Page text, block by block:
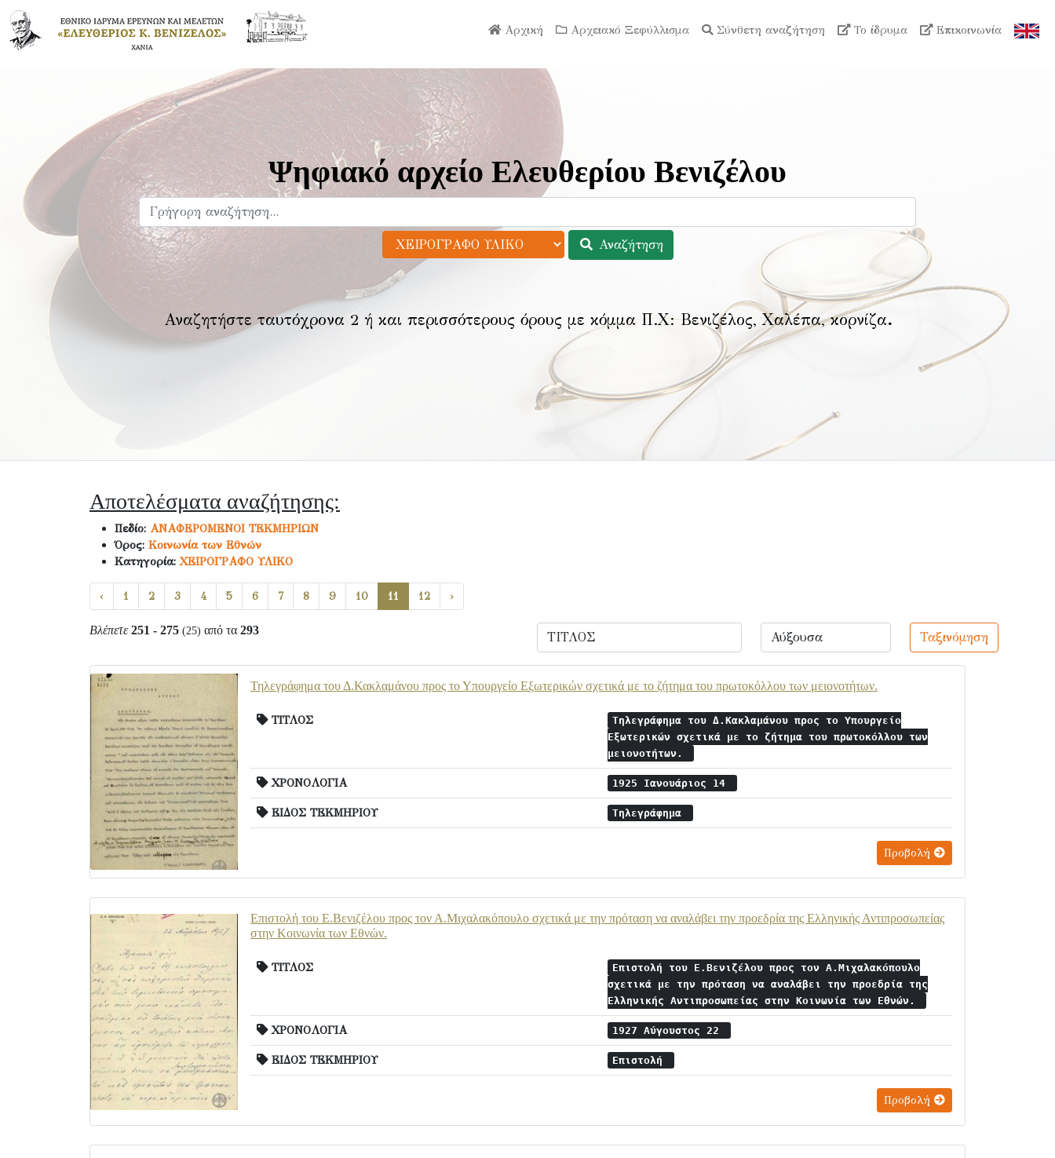
Αρχική Αρχειακό Ξεφύλλισμα Σύνθετη αναζήτηση Το ίδρυμα Επικοινωνία
Ψηφιακό αρχείο Ελευθερίου Βενιζέλου
Αναζήτηση
Αναζητήστε ταυτόχρονα 2 ή και περισσότερους όρους με κόμμα Π.Χ: Βενιζέλος, Χαλέπα, κορνίζα.
Αποτελέσματα αναζήτησης:
Πεδίο: ΑΝΑΦΕΡΟΜΕΝΟΙ ΤΕΚΜΗΡΙΩΝ
Όρος: Κοινωνία των Εθνών
Κατηγορία:ΧΕΙΡΟΓΡΑΦΟ ΥΛΙΚΟ
‹ 1 2 3 4 5 6 7 8 9 10 11 12 ›
Βλέπετε 251 - 275 (25) από τα 293 Ταξινόμηση
Τηλεγράφημα του Δ.Κακλαμάνου προς το Υπουργείο Εξωτερικών σχετικά με το ζήτημα του πρωτοκόλλου των μειονοτήτων.
ΤΙΤΛΟΣ
Τηλεγράφημα του Δ.Κακλαμάνου προς το Υπουργείο
Εξωτερικών σχετικά με το ζήτημα του πρωτοκόλλου των
μειονοτήτων.
ΧΡΟΝΟΛΟΓΙΑ 1925 Ιανουάριος 14
ΕΙΔΟΣ ΤΕΚΜΗΡΙΟΥ Τηλεγράφημα
Προβολή
Επιστολή του Ε.Βενιζέλου προς τον Α.Μιχαλακόπουλο σχετικά με την πρόταση να αναλάβει την προεδρία της Ελληνικής Αντιπροσωπείας
στην Κοινωνία των Εθνών.
ΤΙΤΛΟΣ
Επιστολή του Ε.Βενιζέλου προς τον Α.Μιχαλακόπουλο
σχετικά με την πρόταση να αναλάβει την προεδρία της
Ελληνικής Αντιπροσωπείας στην Κοινωνία των Εθνών.
ΧΡΟΝΟΛΟΓΙΑ 1927 Αύγουστος 22
ΕΙΔΟΣ ΤΕΚΜΗΡΙΟΥ Επιστολή
Προβολή